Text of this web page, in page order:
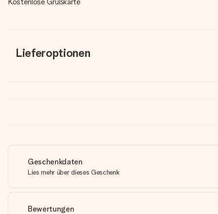
Lieferoptionen
Geschenkdaten
Lies mehr über dieses Geschenk
Bewertungen